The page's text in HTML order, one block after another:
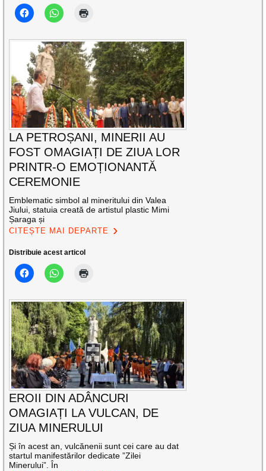
LA PETROȘANI, MINERII AU
FOST OMAGIAȚI DE ZIUA LOR
PRINTR-O EMOȚIONANTĂ
CEREMONIE
Emblematic simbol al mineritului din Valea
Jiului, statuia creată de artistul plastic Mimi
Șaraga și
CITEȘTE MAI DEPARTE
Distribuie acest articol
EROII DIN ADÂNCURI
OMAGIAȚI LA VULCAN, DE
ZIUA MINERULUI
Și în acest an, vulcănenii sunt cei care au dat
startul manifestărilor dedicate ”Zilei
Minerului”. În